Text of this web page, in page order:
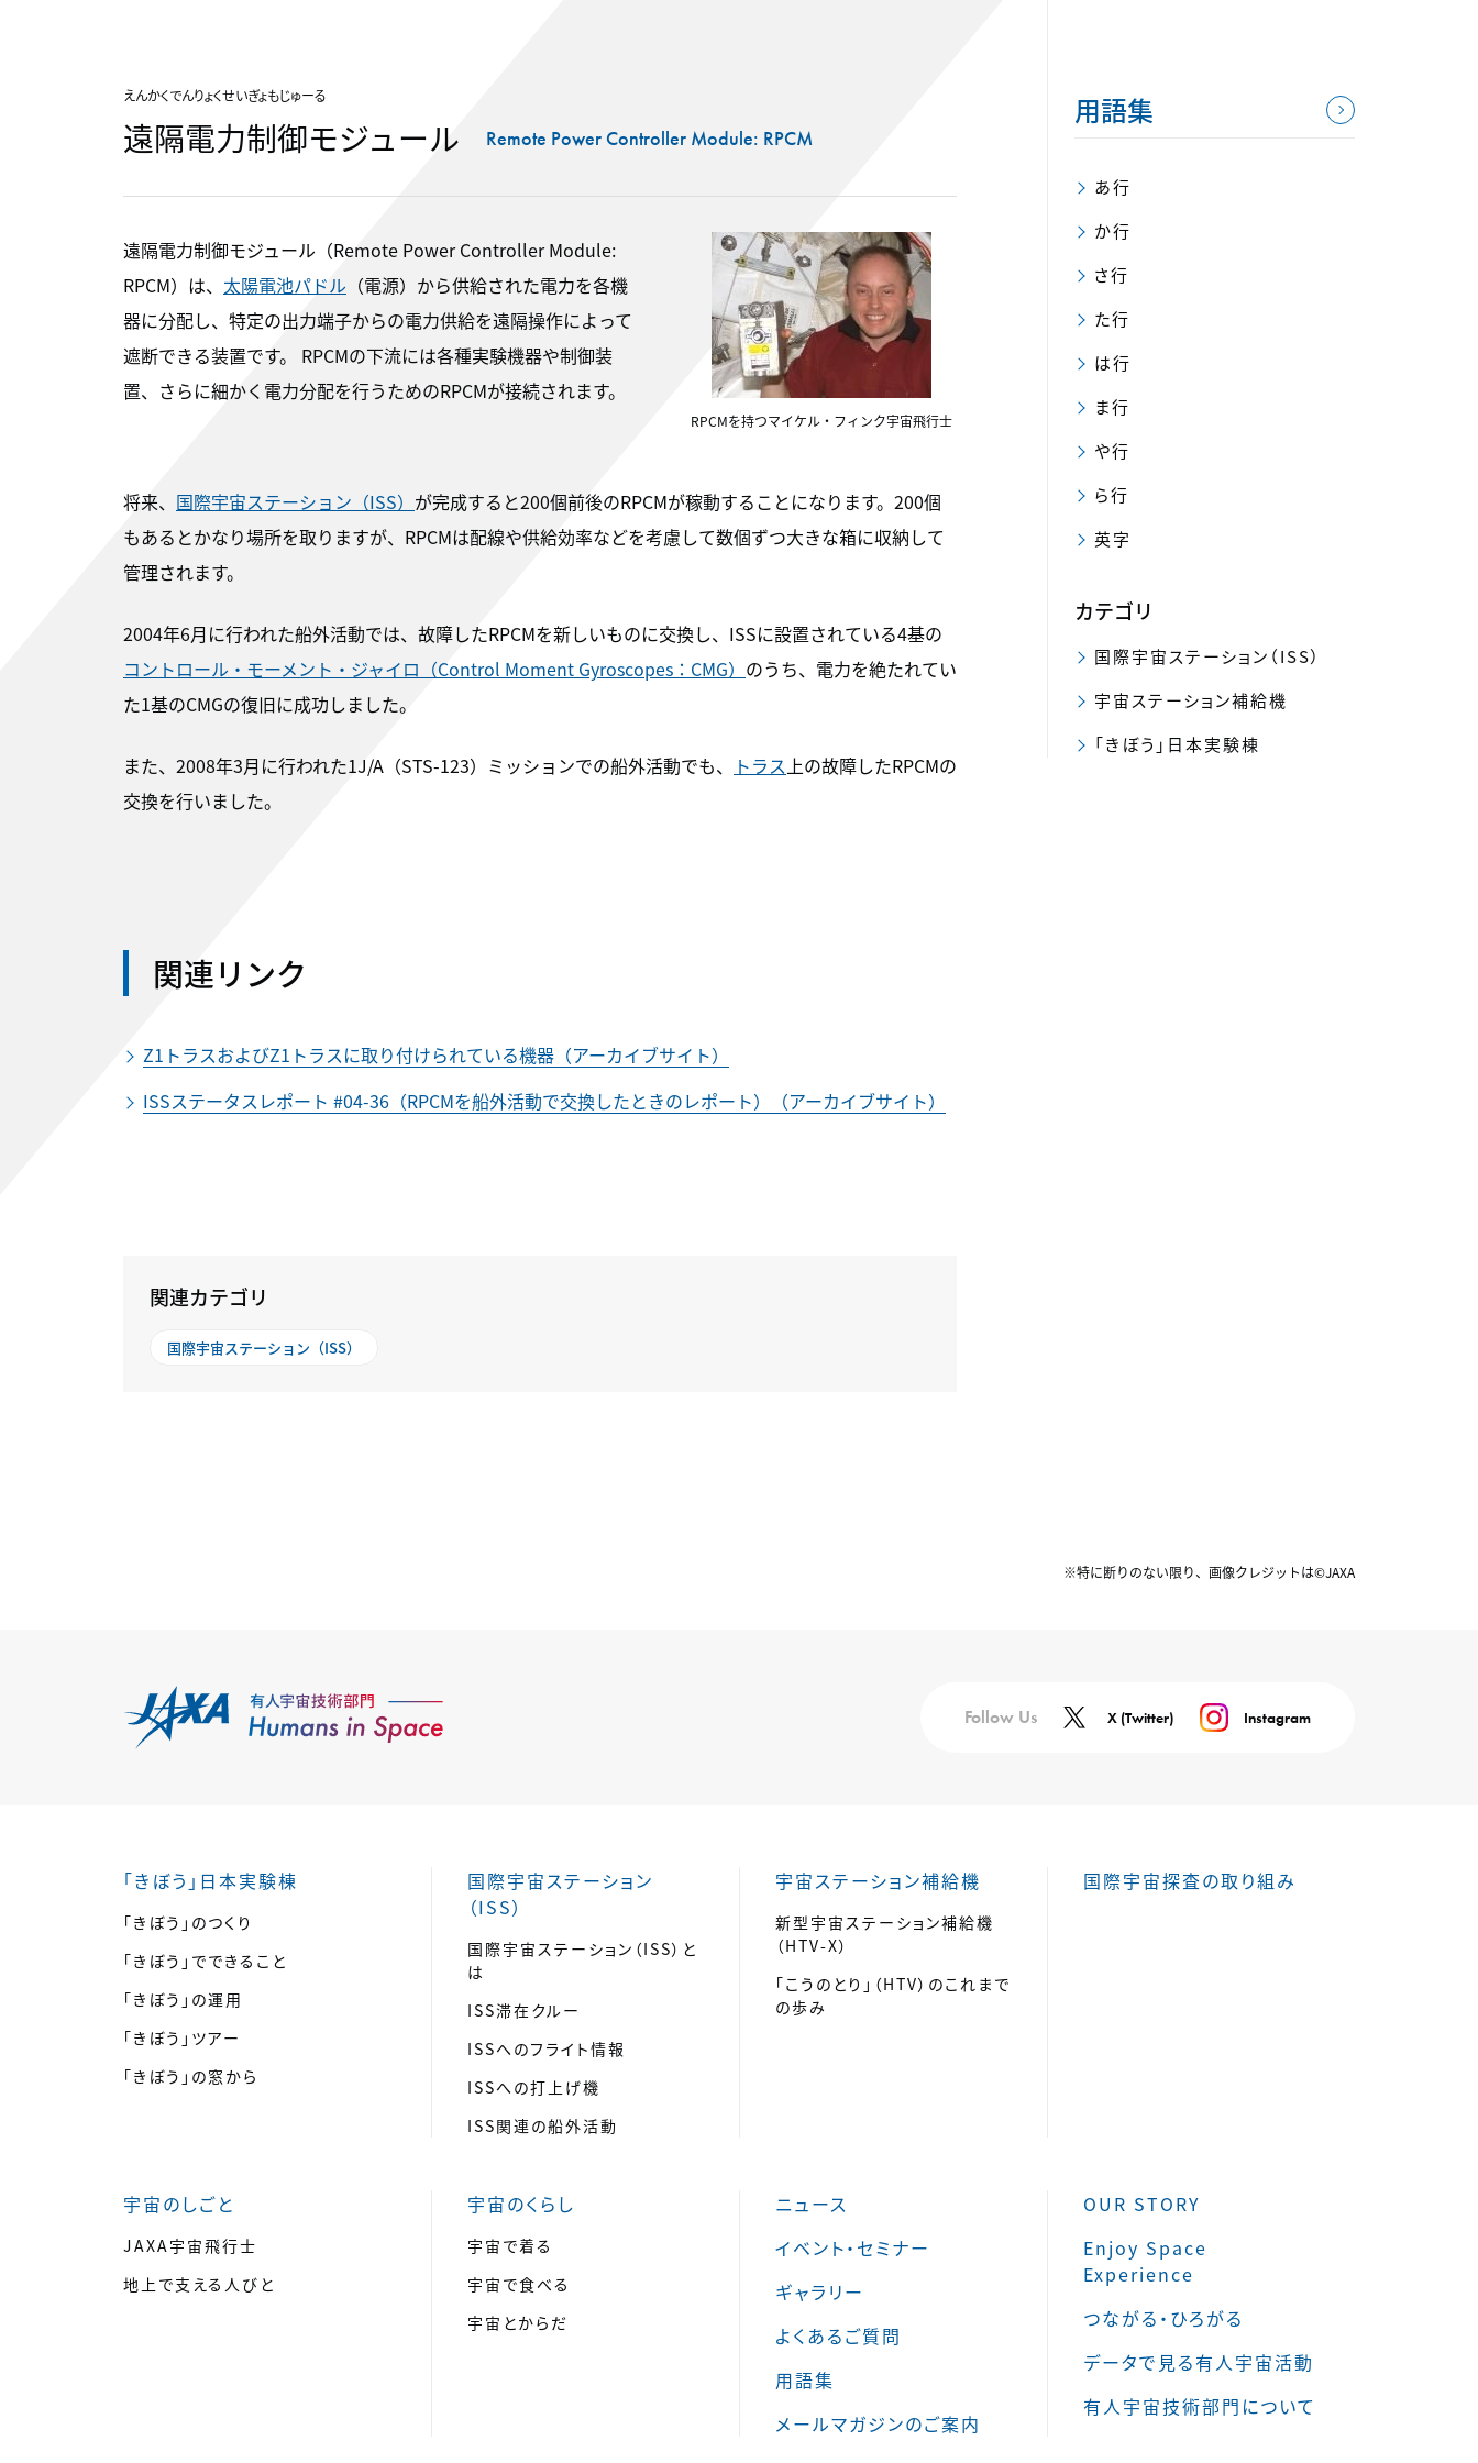
えんかくでんりょくせいぎょもじゅーる
遠隔電力制御モジュール Remote Power Controller Module: RPCM
遠隔電力制御モジュール（Remote Power Controller Module:
RPCM）は、 太陽電池パドル （電源）から供給された電力を各機
器に分配し、特定の出力端子からの電力供給を遠隔操作によって
遮断できる装置です。 RPCMの下流には各種実験機器や制御装
置、さらに細かく電力分配を行うためのRPCMが接続されます。
RPCMを持つマイケル・フィンク宇宙飛行士
将来、 国際宇宙ステーション（ISS） が完成すると200個前後のRPCMが稼動することになります。200個
もあるとかなり場所を取りますが、RPCMは配線や供給効率などを考慮して数個ずつ大きな箱に収納して
管理されます。
2004年6月に行われた船外活動では、故障したRPCMを新しいものに交換し、ISSに設置されている4基の
コントロール・モーメント・ジャイロ（Control Moment Gyroscopes：CMG） のうち、電力を絶たれてい
た1基のCMGの復旧に成功しました。
また、2008年3月に行われた1J/A（STS-123）ミッションでの船外活動でも、 トラス上の故障したRPCMの
交換を行いました。
関連リンク
Z1トラスおよびZ1トラスに取り付けられている機器（アーカイブサイト）
ISSステータスレポート #04-36（RPCMを船外活動で交換したときのレポート）（アーカイブサイト）
関連カテゴリ
国際宇宙ステーション（ISS）
用語集
あ行
か行
さ行
た行
は行
ま行
や行
ら行
英字
カテゴリ
国際宇宙ステーション（ISS）
宇宙ステーション補給機
「きぼう」日本実験棟
※特に断りのない限り、画像クレジットは©JAXA
Follow Us X (Twitter) Instagram
「きぼう」日本実験棟
「きぼう」のつくり
「きぼう」でできること
「きぼう」の運用
「きぼう」ツアー
「きぼう」の窓から
国際宇宙ステーション
（ISS）
国際宇宙ステーション（ISS）と
は
ISS滞在クルー
ISSへのフライト情報
ISSへの打上げ機
ISS関連の船外活動
宇宙ステーション補給機
新型宇宙ステーション補給機
（HTV-X）
「こうのとり」（HTV）のこれまで
の歩み
国際宇宙探査の取り組み
宇宙のしごと
JAXA宇宙飛行士
地上で支える人びと
宇宙のくらし
宇宙で着る
宇宙で食べる
宇宙とからだ
ニュース
イベント・セミナー
ギャラリー
よくあるご質問
用語集
メールマガジンのご案内
OUR STORY
Enjoy Space
Experience
つながる・ひろがる
データで見る有人宇宙活動
有人宇宙技術部門について